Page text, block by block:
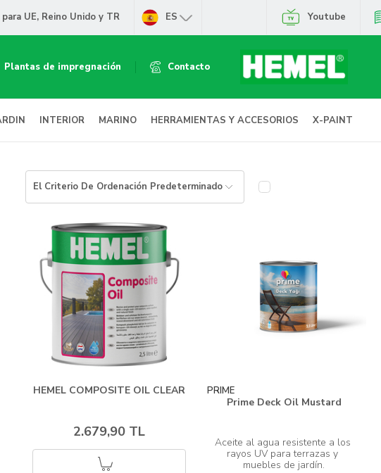
UE, Reino Unido y TR ES Youtube
Plantas de impregnación Contacto
INTERIOR MARINO HERRAMIENTAS Y ACCESORIOS X-PAINT
HEMEL COMPOSITE OIL CLEAR
2.679,90 TL
PRIME
Prime Deck Oil Mustard
Aceite al agua resistente a los
rayos UV para terrazas y